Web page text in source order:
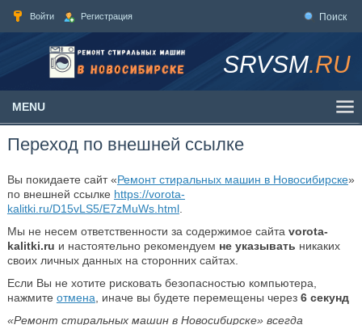
Войти Регистрация Поиск
SRVSM.RU
MENU
Переход по внешней ссылке
Вы покидаете сайт «Ремонт стиральных машин в Новосибирске»
по внешней ссылке https://vorota-
kalitki.ru/D15vLS5/E7zMuWs.html.
Мы не несем ответственности за содержимое сайта vorota-
kalitki.ru и настоятельно рекомендуем не указывать никаких
своих личных данных на сторонних сайтах.
Если Вы не хотите рисковать безопасностью компьютера,
нажмите отмена , иначе вы будете перемещены через 6секунд
«Ремонт стиральных машин в Новосибирске» всегда